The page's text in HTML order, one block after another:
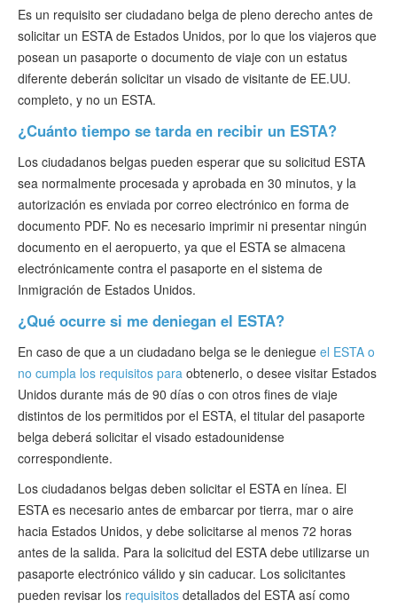
Es un requisito ser ciudadano belga de pleno derecho antes de
solicitar un ESTA de Estados Unidos, por lo que los viajeros que
posean un pasaporte o documento de viaje con un estatus
diferente deberán solicitar un visado de visitante de EE.UU.
completo, y no un ESTA.
¿Cuánto tiempo se tarda en recibir un ESTA?
Los ciudadanos belgas pueden esperar que su solicitud ESTA
sea normalmente procesada y aprobada en 30 minutos, y la
autorización es enviada por correo electrónico en forma de
documento PDF. No es necesario imprimir ni presentar ningún
documento en el aeropuerto, ya que el ESTA se almacena
electrónicamente contra el pasaporte en el sistema de
Inmigración de Estados Unidos.
¿Qué ocurre si me deniegan el ESTA?
En caso de que a un ciudadano belga se le deniegue el ESTA o
no cumpla los requisitos para obtenerlo, o desee visitar Estados
Unidos durante más de 90 días o con otros fines de viaje
distintos de los permitidos por el ESTA, el titular del pasaporte
belga deberá solicitar el visado estadounidense
correspondiente.
Los ciudadanos belgas deben solicitar el ESTA en línea. El
ESTA es necesario antes de embarcar por tierra, mar o aire
hacia Estados Unidos, y debe solicitarse al menos 72 horas
antes de la salida. Para la solicitud del ESTA debe utilizarse un
pasaporte electrónico válido y sin caducar. Los solicitantes
pueden revisar los requisitos detallados del ESTA así como